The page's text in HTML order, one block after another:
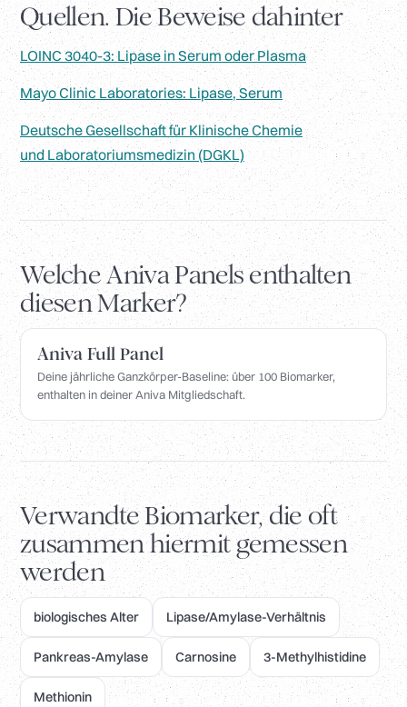
Quellen. Die Beweise dahinter
LOINC 3040-3: Lipase in Serum oder Plasma
Mayo Clinic Laboratories: Lipase, Serum
Deutsche Gesellschaft für Klinische Chemie
und Laboratoriumsmedizin (DGKL)
Welche Aniva Panels enthalten
diesen Marker?
Aniva Full Panel
Deine jährliche Ganzkörper-Baseline: über 100 Biomarker,
enthalten in deiner Aniva Mitgliedschaft.
Verwandte Biomarker, die oft
zusammen hiermit gemessen
werden
biologisches Alter Lipase/Amylase-Verhältnis
Pankreas-Amylase Carnosine 3-Methylhistidine
Methionin